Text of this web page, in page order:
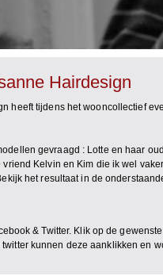
Hairdesign
heeft tijdens het wooncollectief
gevraagd : Lotte en haar
Kelvin en Kim die ik wel
het resultaat in de
& Twitter. Klik op de
kunnen deze aanklikken en